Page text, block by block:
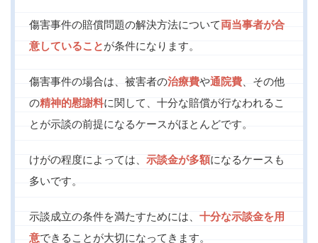
傷害事件の賠償問題の解決方法について両当事者が合
意していることが条件になります。
傷害事件の場合は、被害者の治療費や通院費 、その他
の精神的慰謝料に関して、十分な賠償が行なわれるこ
とが示談の前提になるケースがほとんどです。
けがの程度によっては、 示談金が多額になるケースも
多いです。
示談成立の条件を満たすためには、 十分な示談金を用
意できることが大切になってきます。